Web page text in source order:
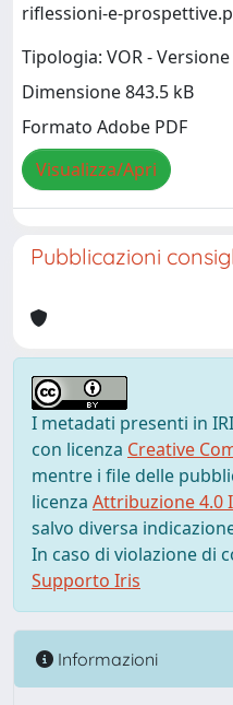
riflessioni-e-
Tipologia: VOR -
Dimensione 843.5 kB
Formato Adobe PDF
Visualizza/Apri
Pubblicazioni
I metadati presenti in
con licenza Creative
mentre i file delle
licenza Attribuzione 4.0
salvo diversa
In caso di violazione di
Supporto Iris
Informazioni